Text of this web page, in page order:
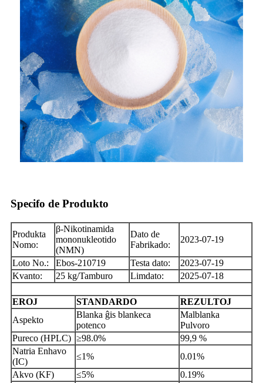
Specifo de Produkto
Produkta
Nomo:
β-Nikotinamida
mononukleotido
(NMN)
Dato de
Fabrikado:
2023-07-19
Loto No.: Ebos-210719 Testa dato:
2023-07-19
Kvanto:
25 kg/Tamburo Limdato: 2025-07-18
EROJ STANDARDO
REZULTOJ
Aspekto
Blanka ĝis blankeca
potenco
Malblanka
Pulvoro
Pureco (HPLC) ≥98.0%
99,9 %
Natria Enhavo
(IC)
≤1%
0.01%
Akvo (KF)
≤5%
0.19%